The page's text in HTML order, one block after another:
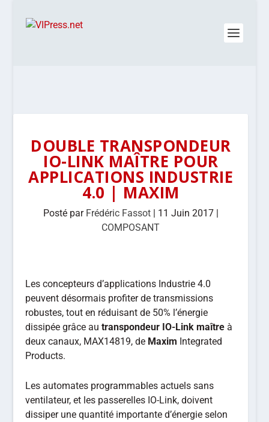
DOUBLE TRANSPONDEUR
IO-LINK MAÎTRE POUR
APPLICATIONS INDUSTRIE
4.0 | MAXIM
Posté par Frédéric Fassot| 11 Juin 2017|
COMPOSANT
Les concepteurs d’applications Industrie 4.0
peuvent désormais profiter de transmissions
robustes, tout en réduisant de 50% l’énergie
dissipée grâce autranspondeur IO-Link maître à
deux canaux, MAX14819, de Maxim Integrated
Products.
Les automates programmables actuels sans
ventilateur, et les passerelles IO-Link, doivent
dissiper une quantité importante d’énergie selon